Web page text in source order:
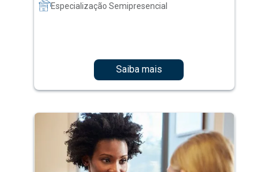
Especialização Semipresencial
Saiba mais